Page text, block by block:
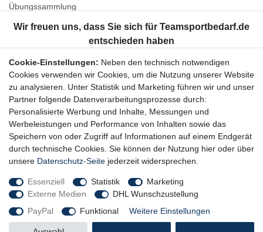
Übungssammlung
Unternehmen
Widerrufsrecht
Bestellung widerrufen
Datenschutzerklärung
AGB
Impressum
Newsletter
Newsletter-Anmeldung
Cookie-Einstellungen: Neben den technisch notwendigen
Cookies verwenden wir Cookies, um die Nutzung unserer Website
zu analysieren. Unter Statistik und Marketing führen wir und unser
Partner folgende Datenverarbeitungsprozesse durch:
Personalisierte Werbung und Inhalte, Messungen und
Werbeleistungen und Performance von Inhalten sowie das
Speichern von oder Zugriff auf Informationen auf einem Endgerät
durch technische Cookies. Sie können der Nutzung hier oder über
unsere Datenschutz-Seite jederzeit widersprechen.
Essenziell Statistik
Marketing
Externe Medien
DHL Wunschzustellung
PayPal
Funktional Weitere Einstellungen